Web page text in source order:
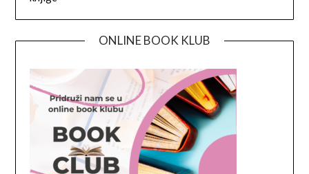
ONLINE BOOK KLUB